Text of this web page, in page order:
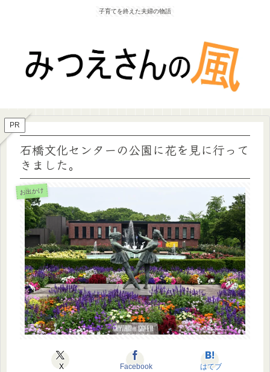
子育てを終えた夫婦の物語
PR
石橋文化センターの公園に花を見に行って
きました。
お出かけ
X Facebook はてブ